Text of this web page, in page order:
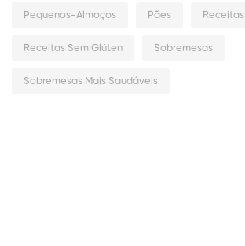
Pequenos-Almoços Pães Receitas
Receitas Sem Glúten Sobremesas
Sobremesas Mais Saudáveis